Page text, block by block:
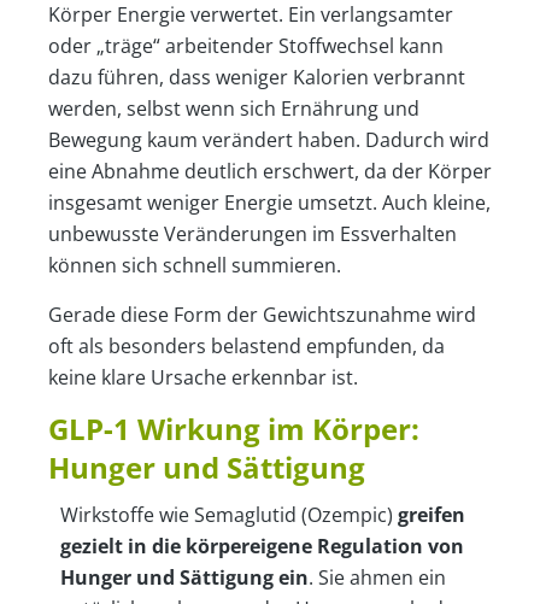
Körper Energie verwertet. Ein verlangsamter
oder „träge“ arbeitender Stoffwechsel kann
dazu führen, dass weniger Kalorien verbrannt
werden, selbst wenn sich Ernährung und
Bewegung kaum verändert haben. Dadurch wird
eine Abnahme deutlich erschwert, da der Körper
insgesamt weniger Energie umsetzt. Auch kleine,
unbewusste Veränderungen im Essverhalten
können sich schnell summieren.
Gerade diese Form der Gewichtszunahme wird
oft als besonders belastend empfunden, da
keine klare Ursache erkennbar ist.
GLP-1 Wirkung im Körper:
Hunger und Sättigung
Wirkstoffe wie Semaglutid (Ozempic) greifen
gezielt in die körpereigene Regulation von
Hunger und Sättigung ein. Sie ahmen ein